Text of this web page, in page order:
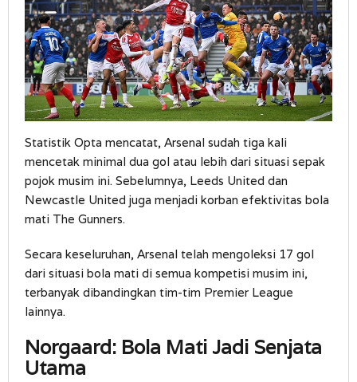
Statistik Opta mencatat, Arsenal sudah tiga kali
mencetak minimal dua gol atau lebih dari situasi sepak
pojok musim ini. Sebelumnya, Leeds United dan
Newcastle United juga menjadi korban efektivitas bola
mati The Gunners.
Secara keseluruhan, Arsenal telah mengoleksi 17 gol
dari situasi bola mati di semua kompetisi musim ini,
terbanyak dibandingkan tim-tim Premier League
lainnya.
Norgaard: Bola Mati Jadi Senjata
Utama